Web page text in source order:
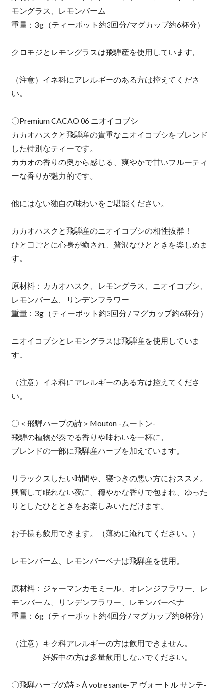
モングラス、レモンバーム
重量：3g（ティーポット約3回分/マグカップ約6杯分）
クロモジとレモングラスは飛騨産を使用しています。
（注意）イネ科にアレルギーのある方は控えてくださ
い。
〇Premium CACAO 06 ニオイコブシ
カカオハスクと飛騨産の貴重なニオイコブシをブレンド
した特別なティーです。
カカオの香りの奥から感じる、爽やかで甘いフルーティ
ーな香りが魅力的です。
他にはない独自の味わいをご堪能ください。
カカオハスクと飛騨産のニオイコブシの相性抜群！
ひと口ごとに心身が癒され、贅沢なひとときを楽しめま
す。
原材料：カカオハスク、レモングラス、ニオイコブシ、
レモンバーム、リンデンフラワー
重量：3g（ティーポット約3回分 / マグカップ約6杯分）
ニオイコブシとレモングラスは飛騨産を使用していま
す。
（注意）イネ科にアレルギーのある方は控えてくださ
い。
〇＜飛騨ハーブの詩＞Mouton -ムートン-
飛騨の植物が奏でる香りや味わいを一杯に。
ブレンドの一部に飛騨産ハーブを加えています。
リラックスしたい時間や、寝つきの悪い方におススメ。
興奮して眠れない夜に、穏やかな香りで包まれ、ゆった
りとしたひとときをお楽しみいただけます。
お子様も飲用できます。（薄めに淹れてください。）
レモンバーム、レモンバーベナは飛騨産を使用。
原材料：ジャーマンカモミール、オレンジフラワー、レ
モンバーム、リンデンフラワー、レモンバーベナ
重量：6g（ティーポット約4回分 / マグカップ約8杯分）
（注意）キク科アレルギーの方は飲用できません。
妊娠中の方は多量飲用しないでください。
〇飛騨ハーブの詩＞Á votre sante-ア ヴォートル サンテ-